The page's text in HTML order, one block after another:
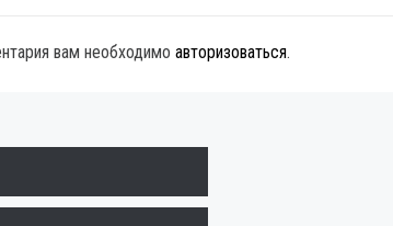
вам необходимо авторизоваться.